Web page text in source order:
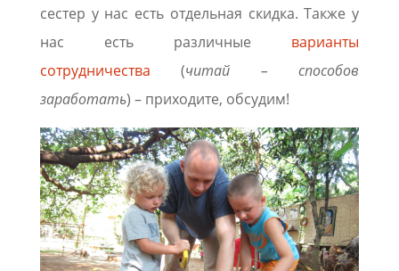
сестер у нас есть отдельная скидка. Также у
нас есть различные варианты
сотрудничества (читай – способов
заработать) – приходите, обсудим!